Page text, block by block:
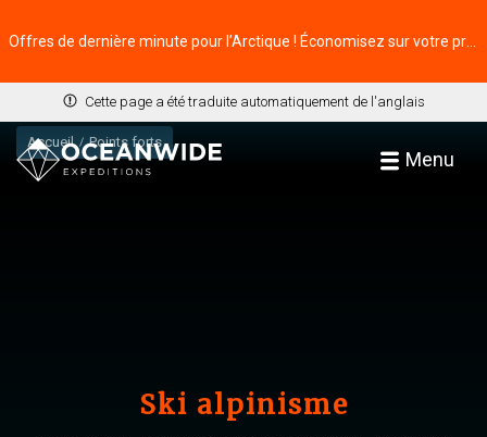
Cette page a été traduite automatiquement de l'anglais
Menu
Accueil Points forts
Ski alpinisme